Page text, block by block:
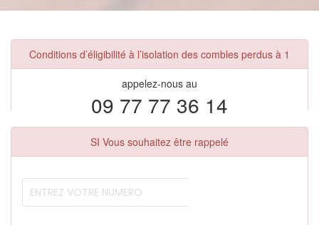
Conditions d’éligibilité à l’isolation des combles perdus à 1
appelez-nous au
09 77 77 36 14
SI Vous souhaitez être rappelé